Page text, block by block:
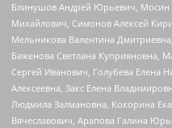
Блинушов Андрей Юрьевич, Мосин
Михайлович, Симонов Алексей
Мельникова Валентина
Баженова Светлана Куприяновна,
Сергей Иванович, Голубева Елена
Алексеевна, Закс Елена
Людмила Залмановна, Кокорина
Вячеславович, Арапова Галина